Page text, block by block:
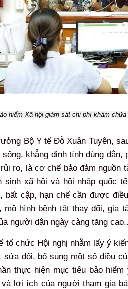
hiểm Xã hội giám sát chi phí khám
Bộ Y tế Đỗ Xuân Tuyên,
khẳng định tính đúng
ro, là cơ chế bảo đảm nguồn
sinh xã hội và hội nhập quốc
bất cập, hạn chế cần được
mô hình bệnh tật thay đổi, gia
người dân ngày càng tăng
tổ chức Hội nghị nhằm lấy ý
sửa đổi, bổ sung một số điều
thực hiện mục tiêu bảo
và lợi ích của người tham gia